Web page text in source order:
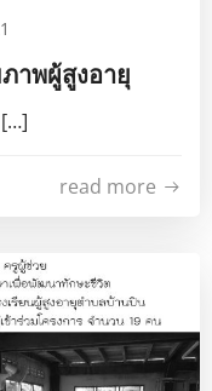
าพผู้สูงอายุ
read more